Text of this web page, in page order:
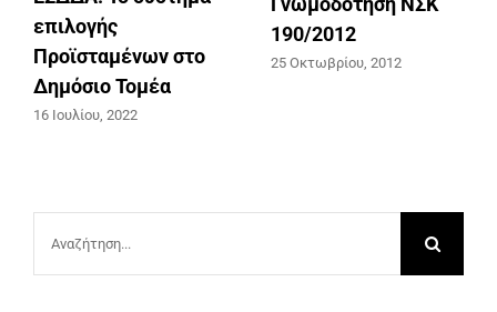
επιλογής
Προϊσταμένων στο
Δημόσιο Τομέα
16 Ιουλίου, 2022
190/2012
25 Οκτωβρίου, 2012